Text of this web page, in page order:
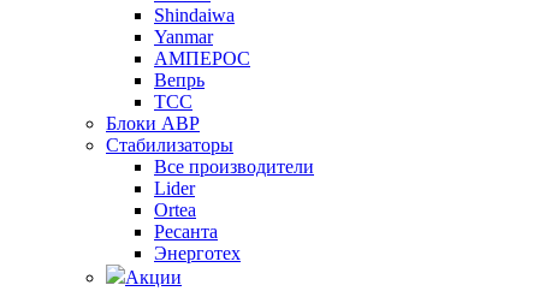
Shindaiwa
Yanmar
АМПЕРОС
Вепрь
ТСС
Блоки АВР
Стабилизаторы
Все производители
Lider
Ortea
Ресанта
Энерготех
Акции